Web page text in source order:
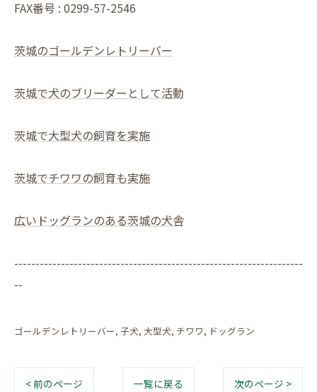
FAX番号 : 0299-57-2546
茨城のゴールデンレトリーバー
茨城で犬のブリーダーとして活動
茨城で大型犬の飼育を実施
茨城でチワワの飼育も実施
広いドッグランのある茨城の犬舎
--------------------------------------------------------------------
--
ゴールデンレトリーバー 子犬 大型犬 チワワ ドッグラン
< 前のページ 一覧に戻る 次のページ >